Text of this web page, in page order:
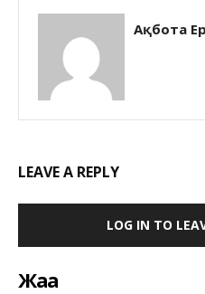
Ақбота
LEAVE A REPLY
LOG IN TO
Жаңа